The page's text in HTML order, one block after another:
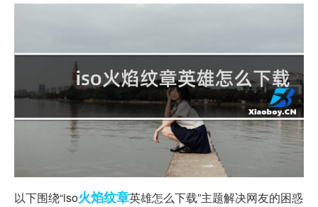
以下围绕“iso火焰纹章英雄怎么下载”主题解决网友的困惑